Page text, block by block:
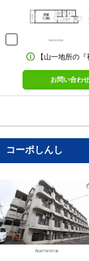
【山一地所の
お問い合わ
コーポしんし